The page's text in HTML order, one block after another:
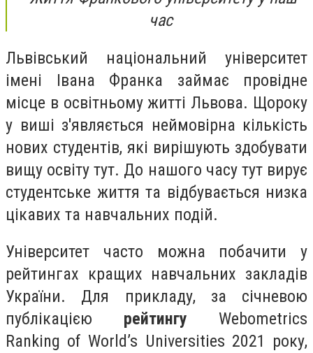
час
Львівський національний університет
імені Івана Франка займає провідне
місце в освітньому житті Львова. Щороку
у виші з'являється неймовірна кількість
нових студентів, які вирішують здобувати
вищу освіту тут. До нашого часу тут вирує
студентське життя та відбувається низка
цікавих та навчальних подій.
Університет часто можна побачити у
рейтингах кращих навчальних закладів
України. Для прикладу, за січневою
публікацією рейтингу Webometrics
Ranking of World’s Universities 2021 року,